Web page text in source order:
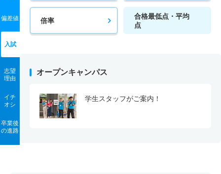
偏差値
入試
志望
理由
イチ
オシ
卒業後
の進路
倍率
合格最低点・平均
点
オープンキャンパス
学生スタッフがご案内！